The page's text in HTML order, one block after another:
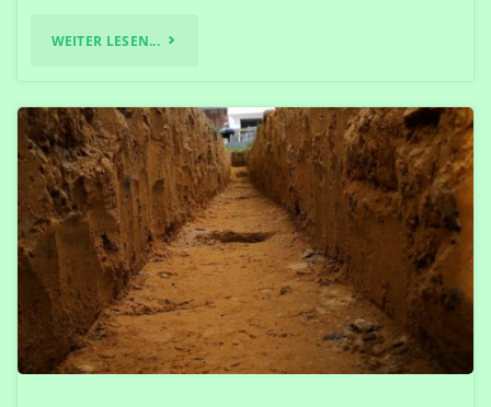
WEITER LESEN... "SO,
JETZT
WIEDER
MIT
ARMIERUNG!"